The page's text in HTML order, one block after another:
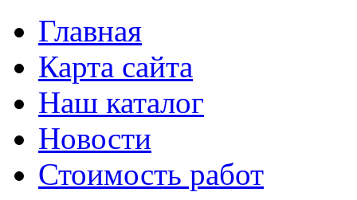
Главная
Карта сайта
Наш каталог
Новости
Стоимость работ